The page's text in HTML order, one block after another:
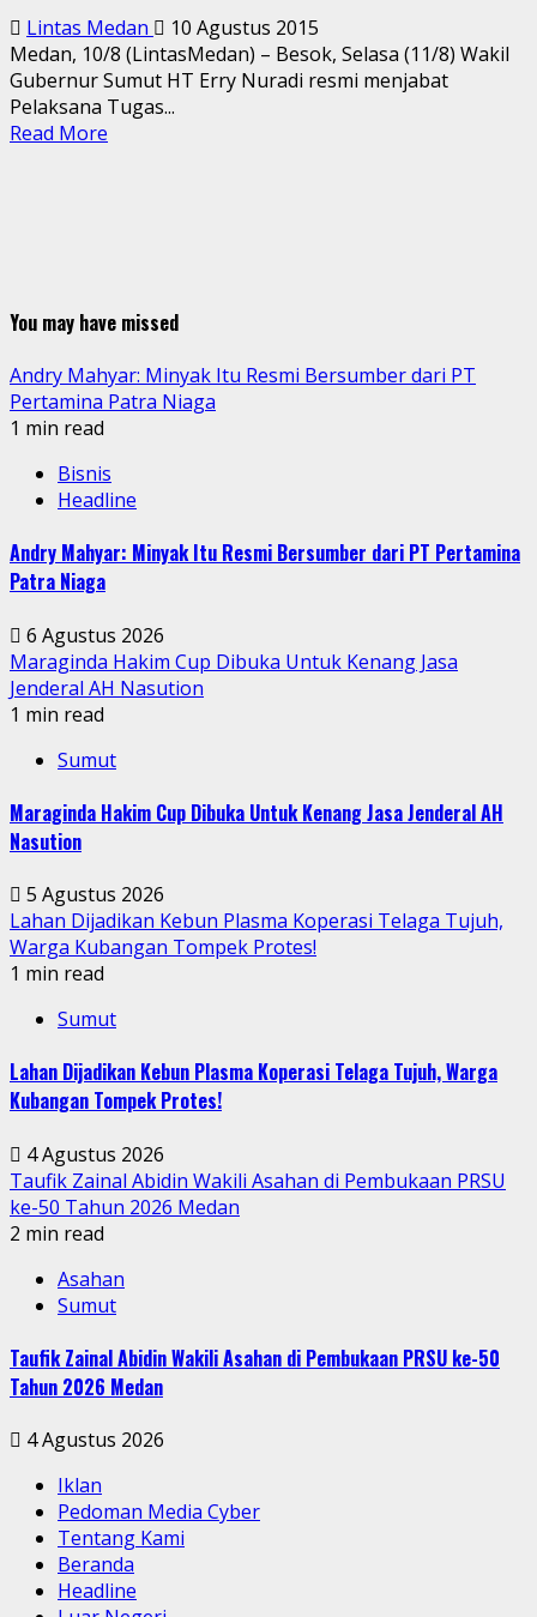
Lintas Medan
10 Agustus 2015
Medan, 10/8 (LintasMedan) – Besok, Selasa (11/8) Wakil
Gubernur Sumut HT Erry Nuradi resmi menjabat
Pelaksana Tugas...
Read More
You may have missed
Andry Mahyar: Minyak Itu Resmi Bersumber dari PT
Pertamina Patra Niaga
1 min read
Bisnis
Headline
Andry Mahyar: Minyak Itu Resmi Bersumber dari PT Pertamina
Patra Niaga
6 Agustus 2026
Maraginda Hakim Cup Dibuka Untuk Kenang Jasa
Jenderal AH Nasution
1 min read
Sumut
Maraginda Hakim Cup Dibuka Untuk Kenang Jasa Jenderal AH
Nasution
5 Agustus 2026
Lahan Dijadikan Kebun Plasma Koperasi Telaga Tujuh,
Warga Kubangan Tompek Protes!
1 min read
Sumut
Lahan Dijadikan Kebun Plasma Koperasi Telaga Tujuh, Warga
Kubangan Tompek Protes!
4 Agustus 2026
Taufik Zainal Abidin Wakili Asahan di Pembukaan PRSU
ke-50 Tahun 2026 Medan
2 min read
Asahan
Sumut
Taufik Zainal Abidin Wakili Asahan di Pembukaan PRSU ke-50
Tahun 2026 Medan
4 Agustus 2026
Iklan
Pedoman Media Cyber
Tentang Kami
Beranda
Headline